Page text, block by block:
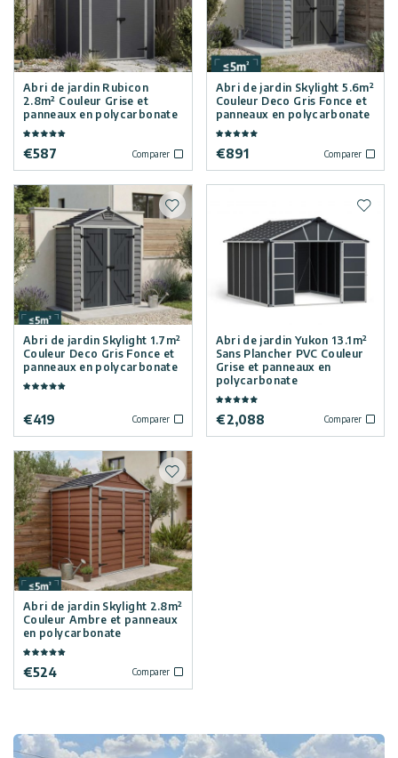
Abri de jardin Rubicon
2.8m² Couleur Grise et
panneaux en polycarbonate
€587 Comparer
Abri de jardin Skylight 5.6m²
Couleur Deco Gris Fonce et
panneaux en polycarbonate
€891 Comparer
Abri de jardin Skylight 1.7m²
Couleur Deco Gris Fonce et
panneaux en polycarbonate
€419 Comparer
Ajouter à la liste de souhaits
Abri de jardin Yukon 13.1m²
Sans Plancher PVC Couleur
Grise et panneaux en
polycarbonate
€2,088 Comparer
Abri de jardin Skylight 2.8m²
Couleur Ambre et panneaux
en polycarbonate
€524 Comparer
Ajouter à la liste de souhaits